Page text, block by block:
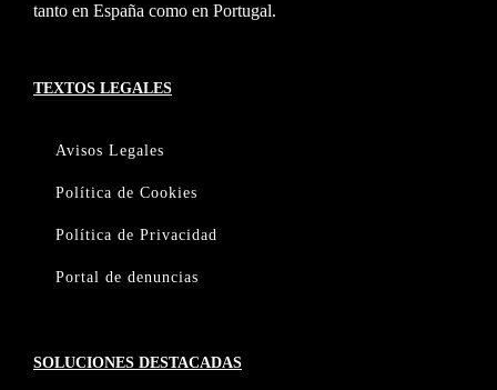
tanto en España como en Portugal.
TEXTOS LEGALES
Avisos Legales
Política de Cookies
Política de Privacidad
Portal de denuncias
SOLUCIONES DESTACADAS